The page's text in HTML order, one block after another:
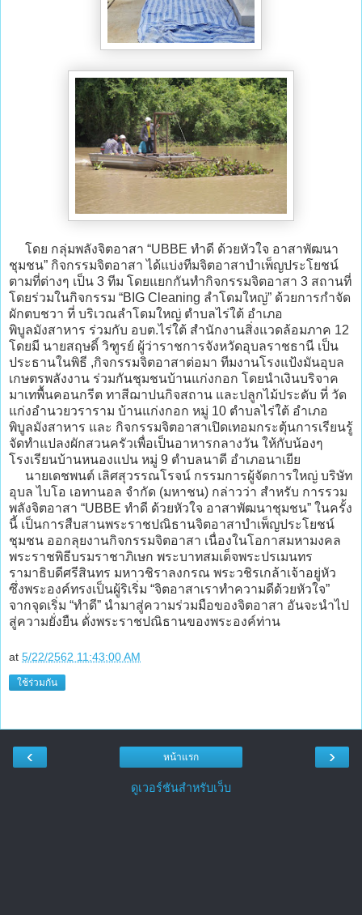
โดย กลุ่มพลังจิตอาสา “UBBE ทำดี ด้วยหัวใจ อาสาพัฒนา
ชุมชน” กิจกรรมจิตอาสา ได้แบ่งทีมจิตอาสาบำเพ็ญประโยชน์
ตามที่ต่างๆ เป็น 3 ทีม โดยแยกกันทำกิจกรรมจิตอาสา 3 สถานที่
โดยร่วมในกิจกรรม “BIG Cleaning ลำโดมใหญ่” ด้วยการกำจัด
ผักตบชวา ที่ บริเวณลำโดมใหญ่ ตำบลไร่ใต้ อำเภอ
พิบูลมังสาหาร ร่วมกับ อบต.ไร่ใต้ สำนักงานสิ่งแวดล้อมภาค 12
โดยมี นายสฤษดิ์ วิฑูรย์ ผู้ว่าราชการจังหวัดอุบลราชธานี เป็น
ประธานในพิธี ,กิจกรรมจิตอาสาต่อมา ทีมงานโรงแป้งมันอุบล
เกษตรพลังงาน ร่วมกันชุมชนบ้านแก่งกอก โดยนำเงินบริจาค
มาเทพื้นคอนกรีต ทาสีฌาปนกิจสถาน และปลูกไม้ประดับ ที่ วัด
แก่งอำนวยวราราม บ้านแก่งกอก หมู่ 10 ตำบลไร่ใต้ อำเภอ
พิบูลมังสาหาร และ กิจกรรมจิตอาสาเปิดเทอมกระตุ้นการเรียนรู้
จัดทำแปลงผักสวนครัวเพื่อเป็นอาหารกลางวัน ให้กับน้องๆ
โรงเรียนบ้านหนองแปน หมู่ 9 ตำบลนาดี อำเภอนาเยีย
นายเดชพนต์ เลิศสุวรรณโรจน์ กรรมการผู้จัดการใหญ่ บริษัท
อุบล ไบโอ เอทานอล จำกัด (มหาชน) กล่าวว่า สำหรับ การรวม
พลังจิตอาสา “UBBE ทำดี ด้วยหัวใจ อาสาพัฒนาชุมชน” ในครั้ง
นี้ เป็นการสืบสานพระราชปณิธานจิตอาสาบำเพ็ญประโยชน์
ชุมชน ออกลุยงานกิจกรรมจิตอาสา เนื่องในโอกาสมหามงคล
พระราชพิธีบรมราชาภิเษก พระบาทสมเด็จพระปรเมนทร
รามาธิบดีศรีสินทร มหาวชิราลงกรณ พระวชิรเกล้าเจ้าอยู่หัว
ซึ่งพระองค์ทรงเป็นผู้ริเริ่ม “จิตอาสาเราทำความดีด้วยหัวใจ”
จากจุดเริ่ม “ทำดี” นำมาสู่ความร่วมมือของจิตอาสา อันจะนำไป
สู่ความยั่งยืน ดั่งพระราชปณิธานของพระองค์ท่าน
at 5/22/2562 11:43:00 AM
ใช้ร่วมกัน
‹ ›
หน้าแรก
ดูเวอร์ชันสำหรับเว็บ